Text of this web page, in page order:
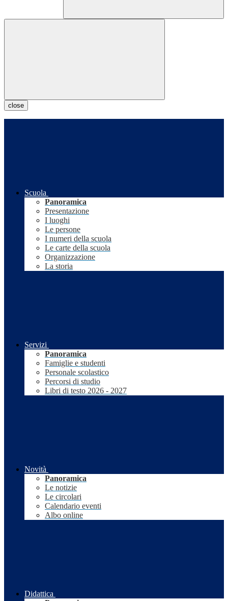
close
Scuola
Panoramica
Presentazione
I luoghi
Le persone
I numeri della scuola
Le carte della scuola
Organizzazione
La storia
Servizi
Panoramica
Famiglie e studenti
Personale scolastico
Percorsi di studio
Libri di testo 2026 - 2027
Novità
Panoramica
Le notizie
Le circolari
Calendario eventi
Albo online
Didattica